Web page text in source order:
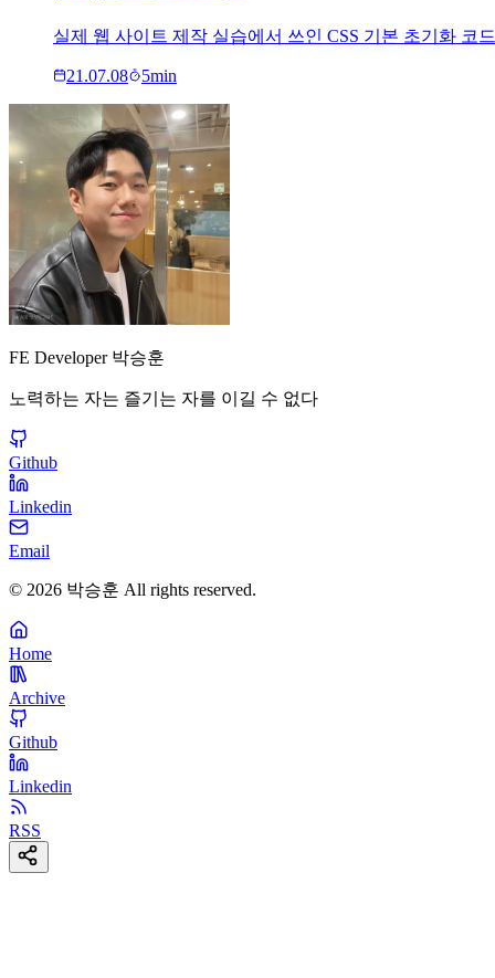
실제 웹 사이트 제작 실습에서 쓰인 CSS 기본 초기화 코
21.07.08 5min
FE Developer 박승훈
노력하는 자는 즐기는 자를 이길 수 없다
Github
Linkedin
Email
© 2026 박승훈 All rights reserved.
Home
Archive
Github
Linkedin
RSS